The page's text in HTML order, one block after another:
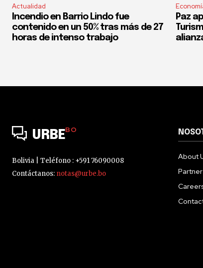
Actualidad
Incendio en Barrio Lindo fue
contenido en un 50% tras más de 27
horas de intenso trabajo
Paz
URBEBO
Bolivia | Teléfono : +591 76090008
Contáctanos: notas@urbe.bo
About